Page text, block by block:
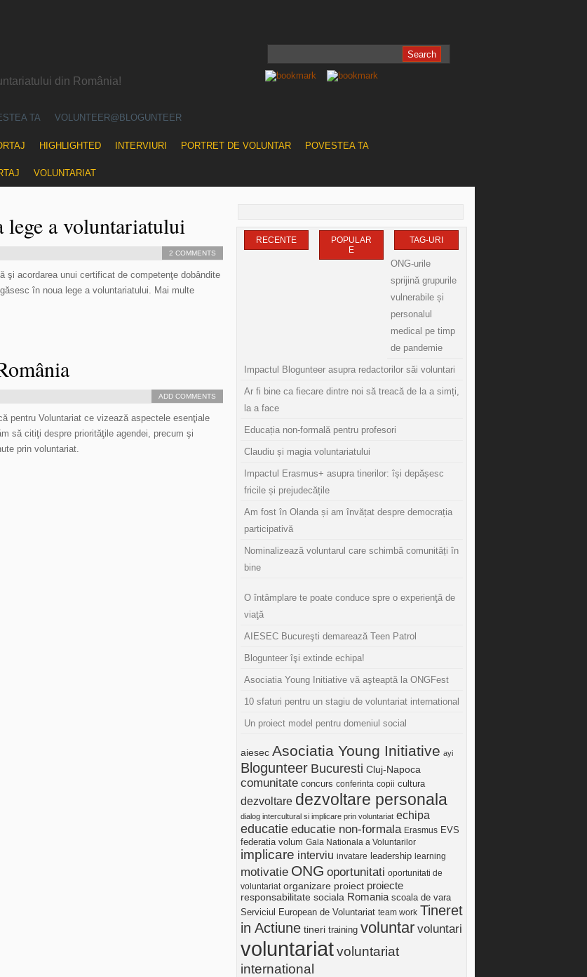
din România!
TA VOLUNTEER@BLOGUNTEER
HIGHLIGHTED INTERVIURI PORTRET DE VOLUNTAR POVESTEA TA
VOLUNTARIAT
lege a voluntariatului
2 COMMENTS
şi acordarea unui certificat de competenţe dobândite
în noua lege a voluntariatului. Mai multe
ADD COMMENTS
pentru Voluntariat ce vizează aspectele esenţiale
să citiţi despre priorităţile agendei, precum şi
prin voluntariat.
RECENTE
POPULAR
E
TAG-URI
ONG-urile
sprijină grupurile
vulnerabile și
personalul
medical pe timp
de pandemie
Impactul Blogunteer asupra redactorilor săi voluntari
Ar fi bine ca fiecare dintre noi să treacă de la a simți,
la a face
Educația non-formală pentru profesori
Claudiu și magia voluntariatului
Impactul Erasmus+ asupra tinerilor: își depășesc
fricile și prejudecățile
Am fost în Olanda și am învățat despre democrația
participativă
Nominalizează voluntarul care schimbă comunități în
bine
O întâmplare te poate conduce spre o experienţă de
viaţă
AIESEC Bucureşti demarează Teen Patrol
Blogunteer îşi extinde echipa!
Asociatia Young Initiative vă aşteaptă la ONGFest
10 sfaturi pentru un stagiu de voluntariat international
Un proiect model pentru domeniul social
aiesec Asociatia Young Initiative ayi
Blogunteer Bucuresti Cluj-Napoca
comunitate concurs conferinta copii cultura
dezvoltare dezvoltare personala
dialog intercultural si implicare prin voluntariat echipa
educatie educatie non-formala Erasmus EVS
federatia volum Gala Nationala a Voluntarilor
implicare interviu invatare leadership learning
motivatie ONG oportunitati oportunitati de
voluntariat organizare proiect proiecte
responsabilitate sociala Romania scoala de vara
Serviciul European de Voluntariat team work Tineret
in Actiune tineri training voluntar voluntari
voluntariatvoluntariat
international